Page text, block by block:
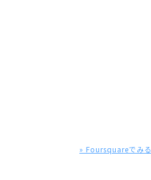
» Foursquareでみる